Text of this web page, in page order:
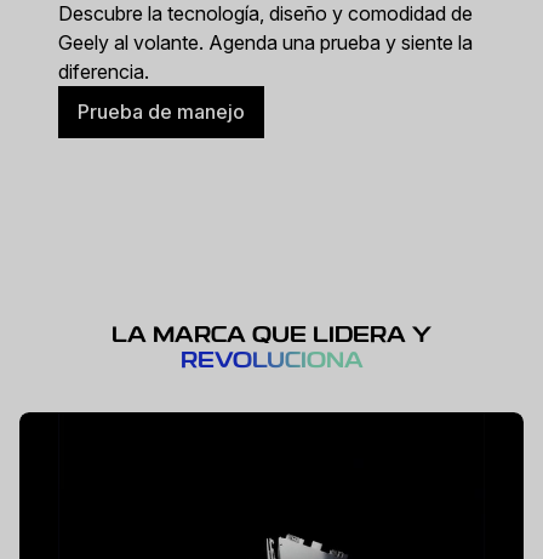
Descubre la tecnología, diseño y comodidad de
Geely al volante. Agenda una prueba y siente la
diferencia.
Prueba de manejo
LA MARCA QUE LIDERA Y
REVOLUCIONA